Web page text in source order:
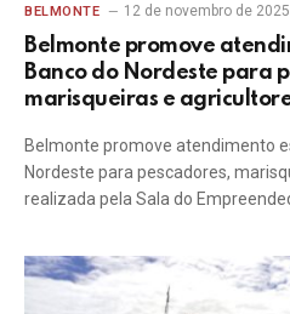
BELMONTE 12 de novembro de 2025
Belmonte promove
Banco do Nordeste para
marisqueiras e
Belmonte promove atendimento
Nordeste para pescadores,
realizada pela Sala do